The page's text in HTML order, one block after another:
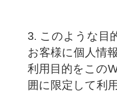
3. このような目
お客様に個人情
利用目的をこの
囲に限定して利